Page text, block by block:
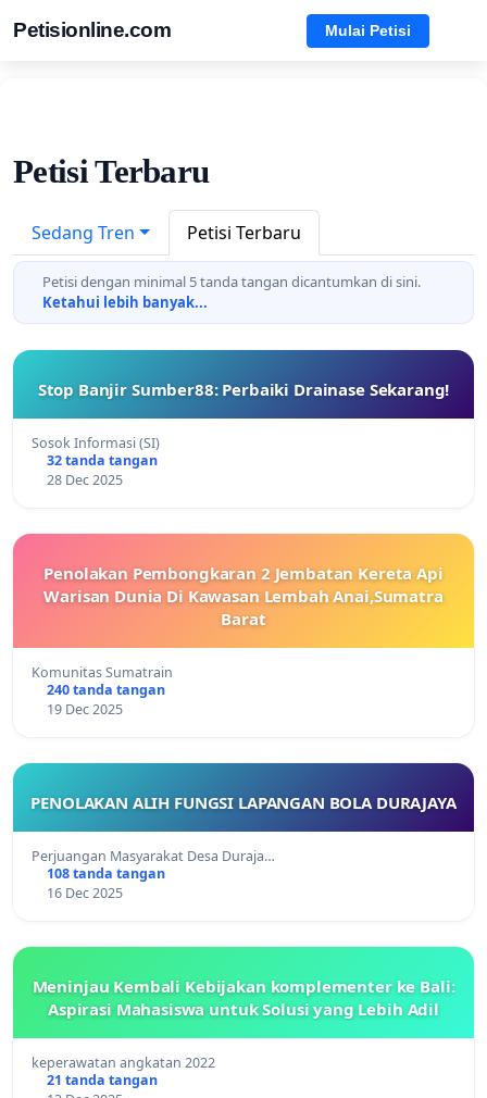
Petisionline.com Mulai Petisi
Petisi Terbaru
Sedang Tren Petisi Terbaru
Petisi dengan minimal 5 tanda tangan dicantumkan di sini.
Ketahui lebih banyak...
Stop Banjir Sumber88: Perbaiki Drainase Sekarang!
Sosok Informasi (SI)
32 tanda tangan
28 Dec 2025
Penolakan Pembongkaran 2 Jembatan Kereta Api
Warisan Dunia Di Kawasan Lembah Anai,Sumatra
Barat
Komunitas Sumatrain
240 tanda tangan
19 Dec 2025
PENOLAKAN ALIH FUNGSI LAPANGAN BOLA DURAJAYA
Perjuangan Masyarakat Desa Duraja…
108 tanda tangan
16 Dec 2025
Meninjau Kembali Kebijakan komplementer ke Bali:
Aspirasi Mahasiswa untuk Solusi yang Lebih Adil
keperawatan angkatan 2022
21 tanda tangan